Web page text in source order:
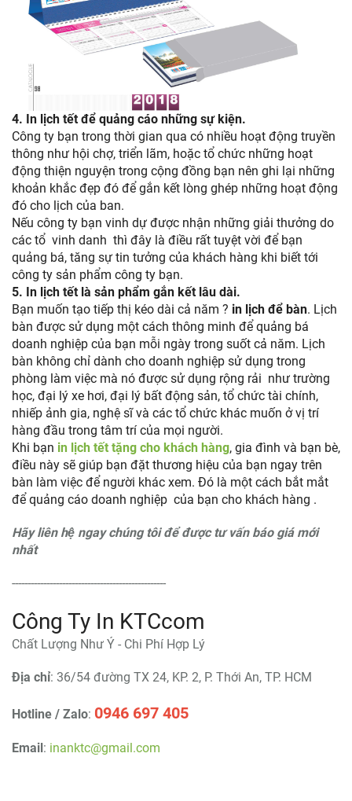
4. In lịch tết để quảng cáo những sự kiện.
Công ty bạn trong thời gian qua có nhiều hoạt động truyền
thông như hội chợ, triển lãm, hoặc tổ chức những hoạt
động thiện nguyện trong cộng đồng bạn nên ghi lại những
khoản khắc đẹp đó để gắn kết lòng ghép những hoạt động
đó cho lịch của ban.
Nếu công ty bạn vinh dự được nhận những giải thưởng do
các tổ vinh danh thì đây là điều rất tuyệt vời để bạn
quảng bá, tăng sự tin tưởng của khách hàng khi biết tới
công ty sản phẩm công ty bạn.
5. In lịch tết là sản phẩm gắn kết lâu dài.
Bạn muốn tạo tiếp thị kéo dài cả năm ? in lịch để bàn. Lịch
bàn được sử dụng một cách thông minh để quảng bá
doanh nghiệp của bạn mỗi ngày trong suốt cả năm. Lịch
bàn không chỉ dành cho doanh nghiệp sử dụng trong
phòng làm việc mà nó được sử dụng rộng rải như trường
học, đại lý xe hơi, đại lý bất động sản, tổ chức tài chính,
nhiếp ảnh gia, nghệ sĩ và các tổ chức khác muốn ở vị trí
hàng đầu trong tâm trí của mọi người.
Khi bạn in lịch tết tặng cho khách hàng, gia đình và bạn bè,
điều này sẽ giúp bạn đặt thương hiệu của bạn ngay trên
bàn làm việc để người khác xem. Đó là một cách bắt mắt
để quảng cáo doanh nghiệp của bạn cho khách hàng .
Hãy liên hệ ngay chúng tôi để được tư vấn báo giá mới
nhất
-------------------------------------------------
Công Ty In KTCcom
Chất Lượng Như Ý - Chi Phí Hợp Lý
Địa chỉ: 36/54 đường TX 24, KP. 2, P. Thới An, TP. HCM
Hotline / Zalo: 0946 697 405
Email: inanktc@gmail.com